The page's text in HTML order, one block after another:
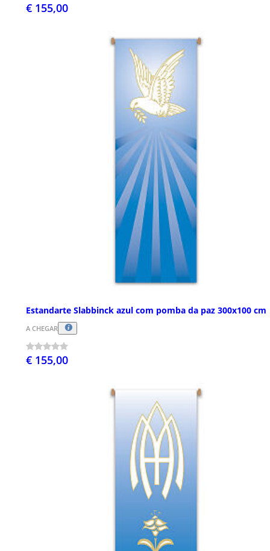
€ 155,00
Estandarte Slabbinck azul com pomba da paz 300x100 cm
A CHEGAR
€ 155,00